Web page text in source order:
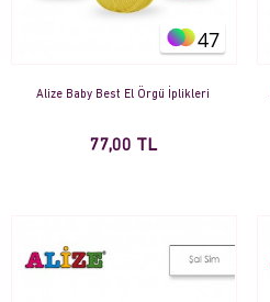
47
Alize Baby Best El Örgü İplikleri
77,00 TL